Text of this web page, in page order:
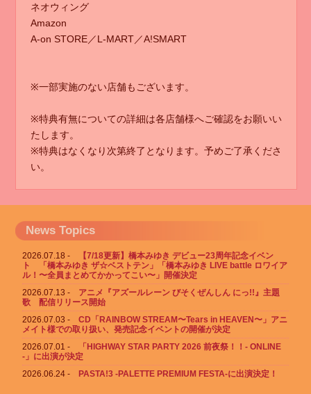
ネオウィング
Amazon
A-on STORE／L-MART／A!SMART
※一部実施のない店舗もございます。
※特典有無についての詳細は各店舗様へご確認をお願いい
たします。
※特典はなくなり次第終了となります。予めご了承くださ
い。
News Topics
2026.07.18
【7/18更新】橋本みゆき デビュー23周年記念イベン
ト 「橋本みゆき ザ☆ベストテン」「橋本みゆき LIVE battle ロワイア
ル！〜全員まとめてかかってこい〜」開催決定
2026.07.13
アニメ『アズールレーン びそくぜんしん にっ!!』主題
歌 配信リリース開始
2026.07.03
CD「RAINBOW STREAM〜Tears in HEAVEN〜」アニ
メイト様での取り扱い、発売記念イベントの開催が決定
2026.07.01
「HIGHWAY STAR PARTY 2026 前夜祭！！- ONLINE
-」に出演が決定
2026.06.24
PASTA!3 -PALETTE PREMIUM FESTA-に出演決定！